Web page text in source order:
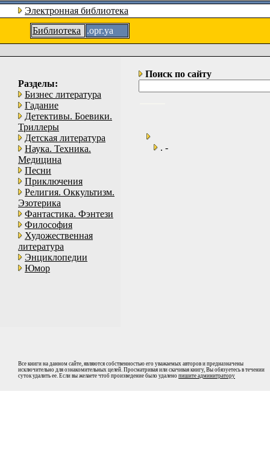
Электронная библиотека
Библиотека
.орг.уа
Разделы:
Бизнес литература
Гадание
Детективы. Боевики.
Триллеры
Детская литература
Наука. Техника.
Медицина
Песни
Приключения
Религия. Оккультизм.
Эзотерика
Фантастика. Фэнтези
Философия
Художественная
литература
Энциклопедии
Юмор
Поиск по сайту
. -
Все книги на данном сайте, являются собственностью его уважаемых авторов и предназначены
исключительно для ознакомительных целей. Просматривая или скачивая книгу, Вы обязуетесь в течении
суток удалить ее. Если вы желаете чтоб произведение было удалено пишите админитратору